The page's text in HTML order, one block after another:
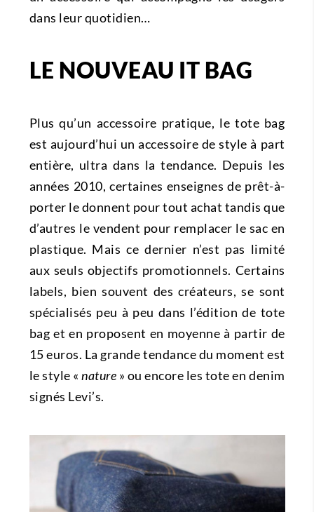
dans leur quotidien…
LE NOUVEAU IT BAG
Plus qu’un accessoire pratique, le tote bag
est aujourd’hui un accessoire de style à part
entière, ultra dans la tendance. Depuis les
années 2010, certaines enseignes de prêt-à-
porter le donnent pour tout achat tandis que
d’autres le vendent pour remplacer le sac en
plastique. Mais ce dernier n’est pas limité
aux seuls objectifs promotionnels. Certains
labels, bien souvent des créateurs, se sont
spécialisés peu à peu dans l’édition de tote
bag et en proposent en moyenne à partir de
15 euros. La grande tendance du moment est
le style «nature » ou encore les tote en denim
signés Levi’s.